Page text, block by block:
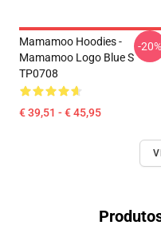
Mamamoo Hoodies -
Mamamoo Logo Blue S
TP0708
€ 39,51 - € 45,95
-20%